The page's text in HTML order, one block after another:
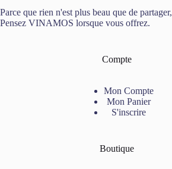
Parce que rien n'est plus beau que de partager,
Pensez VINAMOS lorsque vous offrez.
Compte
Mon Compte
Mon Panier
S'inscrire
Boutique